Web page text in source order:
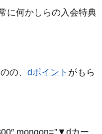
に何かしらの入会特典
の、 dポイント がもら
mongon=”▼dカー